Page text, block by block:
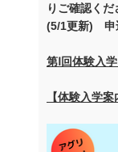
りご確認くだ
(5/1更新) 申
第Ⅰ回体験入
【体験入学案